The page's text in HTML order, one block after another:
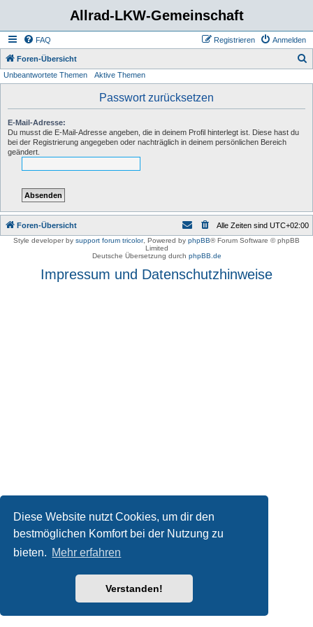
Diese Website nutzt Cookies, um dir den
bestmöglichen Komfort bei der Nutzung zu
bieten. Mehr erfahren
Verstanden!
Allrad-LKW-Gemeinschaft
FAQ Anmelden
Registrieren
Foren-Übersicht
Unbeantwortete Themen Aktive Themen
Passwort zurücksetzen
E-Mail-Adresse:
Du musst die E-Mail-Adresse angeben, die in deinem Profil hinterlegt ist. Diese hast du
bei der Registrierung angegeben oder nachträglich in deinem persönlichen Bereich
geändert.
Foren-Übersicht Alle Zeiten sind UTC+02:00
Style developer by support forum tricolor, Powered by phpBB® Forum Software © phpBB
Limited
Deutsche Übersetzung durch phpBB.de
Impressum und Datenschutzhinweise